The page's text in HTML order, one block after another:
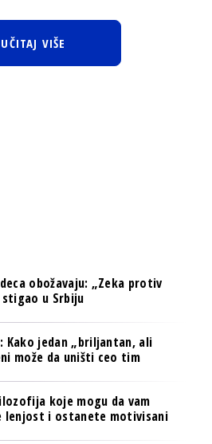
UČITAJ VIŠE
obožavaju: „Zeka protiv
stigao u Srbiju
Kako jedan „briljantan, ali
može da uništi ceo tim
koje mogu da vam
lenjost i ostanete motivisani